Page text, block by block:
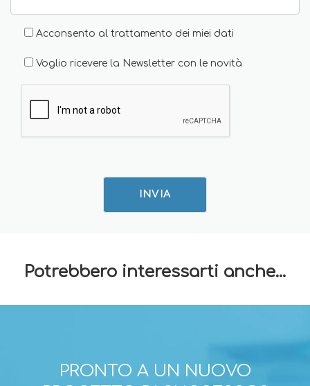
Acconsento al trattamento dei miei dati
Voglio ricevere la Newsletter con le novità
INVIA
Potrebbero interessarti anche...
PRONTO A UN NUOVO